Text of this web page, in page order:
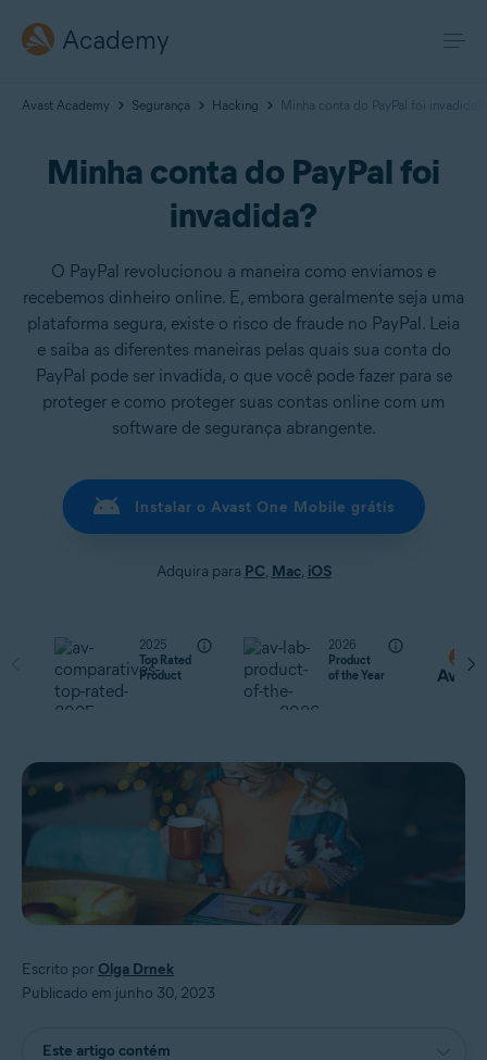
Academy
Avast Academy Segurança Hacking Minha conta do PayPal foi invadida?
Minha conta do PayPal foi
invadida?
O PayPal revolucionou a maneira como enviamos e
recebemos dinheiro online. E, embora geralmente seja uma
plataforma segura, existe o risco de fraude no PayPal. Leia
e saiba as diferentes maneiras pelas quais sua conta do
PayPal pode ser invadida, o que você pode fazer para se
proteger e como proteger suas contas online com um
software de segurança abrangente.
Instalar o Avast One Mobile grátis
Adquira para PC, Mac, iOS
2025
Top Rated
Product
2026
Product
of the Year
Escrito por Olga Drnek
Publicado em junho 30, 2023
Este artigo contém